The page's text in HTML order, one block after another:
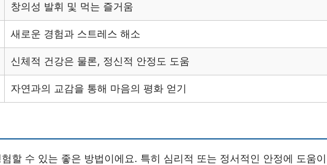
창의성 발휘 및 먹는 즐거움
새로운 경험과 스트레스 해소
신체적 건강은 물론, 정신적 안정도 도움
자연과의 교감을 통해 마음의 평화 얻기
할 수 있는 좋은 방법이에요. 특히 심리적 또는 정서적인 안정에 도움이